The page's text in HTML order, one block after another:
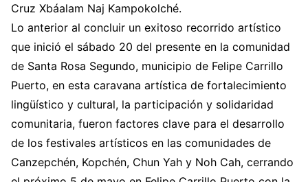
Cruz Xbáalam Naj Kampokolché.
Lo anterior al concluir un exitoso recorrido artístico
que inició el sábado 20 del presente en la comunidad
de Santa Rosa Segundo, municipio de Felipe Carrillo
Puerto, en esta caravana artística de fortalecimiento
lingüístico y cultural, la participación y solidaridad
comunitaria, fueron factores clave para el desarrollo
de los festivales artísticos en las comunidades de
Canzepchén, Kopchén, Chun Yah y Noh Cah, cerrando